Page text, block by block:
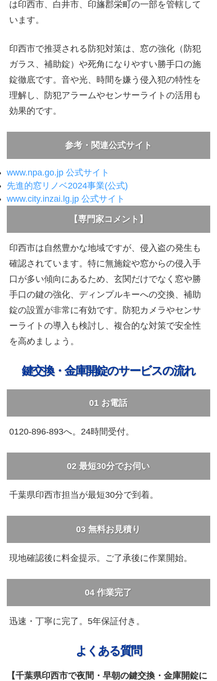
は印西市、白井市、印旛郡栄町の一部を管轄して
います。
印西市で推奨される防犯対策は、窓の強化（防犯
ガラス、補助錠）や死角になりやすい勝手口の施
錠徹底です。音や光、時間を嫌う侵入犯の特性を
理解し、防犯アラームやセンサーライトの活用も
効果的です。
参考・関連公式サイト
www.npa.go.jp 公式サイト
先進的窓リノベ2024事業(公式)
www.city.inzai.lg.jp 公式サイト
【専門家コメント】
印西市は自然豊かな地域ですが、侵入盗の発生も
確認されています。特に無施錠や窓からの侵入手
口が多い傾向にあるため、玄関だけでなく窓や勝
手口の鍵の強化、ディンプルキーへの交換、補助
錠の設置が非常に有効です。防犯カメラやセンサ
ーライトの導入も検討し、複合的な対策で安全性
を高めましょう。
鍵交換・金庫開錠のサービスの流れ
01 お電話
0120-896-893へ。24時間受付。
02 最短30分でお伺い
千葉県印西市担当が最短30分で到着。
03 無料お見積り
現地確認後に料金提示。ご了承後に作業開始。
04 作業完了
迅速・丁寧に完了。5年保証付き。
よくある質問
千葉県印西市で夜間・早朝の鍵交換・金庫開錠に